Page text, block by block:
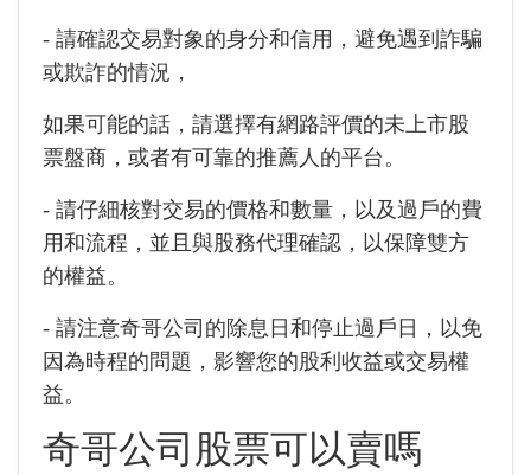
- 請確認交易對象的身分和信用，避免遇到詐騙
或欺詐的情況，
如果可能的話，請選擇有網路評價的未上市股
票盤商，或者有可靠的推薦人的平台。
- 請仔細核對交易的價格和數量，以及過戶的費
用和流程，並且與股務代理確認，以保障雙方
的權益。
- 請注意奇哥公司的除息日和停止過戶日，以免
因為時程的問題，影響您的股利收益或交易權
益。
奇哥公司股票可以賣嗎